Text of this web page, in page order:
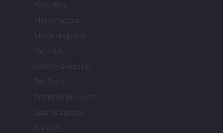
Food Blog
Milano Notizie
Motor Magazine
Notizie.it
Offerte Shopping
Pet Story
Professione Lavoro
Sport Magazine
Style24